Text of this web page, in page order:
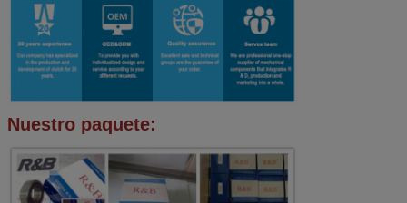
Nuestro paquete: